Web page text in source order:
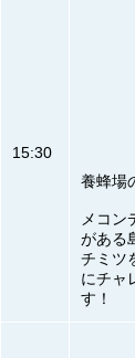
15:30
養蜂場
メコン
がある
チミツ
にチャ
す！